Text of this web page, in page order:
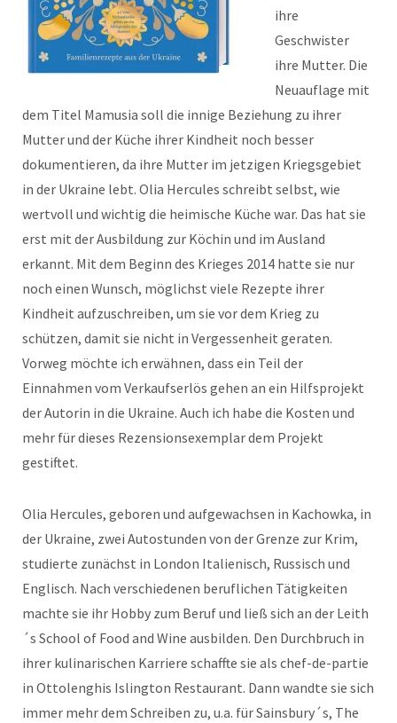
ihre
Geschwister
ihre Mutter. Die
Neuauflage mit
dem Titel Mamusia soll die innige Beziehung zu ihrer
Mutter und der Küche ihrer Kindheit noch besser
dokumentieren, da ihre Mutter im jetzigen Kriegsgebiet
in der Ukraine lebt. Olia Hercules schreibt selbst, wie
wertvoll und wichtig die heimische Küche war. Das hat sie
erst mit der Ausbildung zur Köchin und im Ausland
erkannt. Mit dem Beginn des Krieges 2014 hatte sie nur
noch einen Wunsch, möglichst viele Rezepte ihrer
Kindheit aufzuschreiben, um sie vor dem Krieg zu
schützen, damit sie nicht in Vergessenheit geraten.
Vorweg möchte ich erwähnen, dass ein Teil der
Einnahmen vom Verkaufserlös gehen an ein Hilfsprojekt
der Autorin in die Ukraine. Auch ich habe die Kosten und
mehr für dieses Rezensionsexemplar dem Projekt
gestiftet.
Olia Hercules, geboren und aufgewachsen in Kachowka, in
der Ukraine, zwei Autostunden von der Grenze zur Krim,
studierte zunächst in London Italienisch, Russisch und
Englisch. Nach verschiedenen beruflichen Tätigkeiten
machte sie ihr Hobby zum Beruf und ließ sich an der Leith
´s School of Food and Wine ausbilden. Den Durchbruch in
ihrer kulinarischen Karriere schaffte sie als chef-de-partie
in Ottolenghis Islington Restaurant. Dann wandte sie sich
immer mehr dem Schreiben zu, u.a. für Sainsbury´s, The